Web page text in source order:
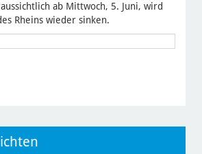
ab Mittwoch, 5. Juni, wird
Rheins wieder sinken.